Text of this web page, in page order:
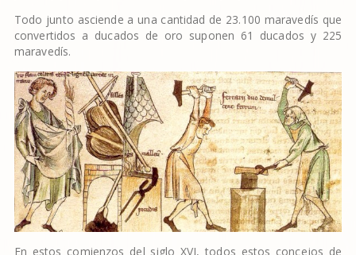
Todo junto asciende a una cantidad de 23.100 maravedís que
convertidos a ducados de oro suponen 61 ducados y 225
maravedís.
En estos comienzos del siglo XVI, todos estos concejos de